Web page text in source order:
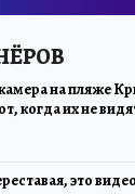
на пляже
когда их не
это